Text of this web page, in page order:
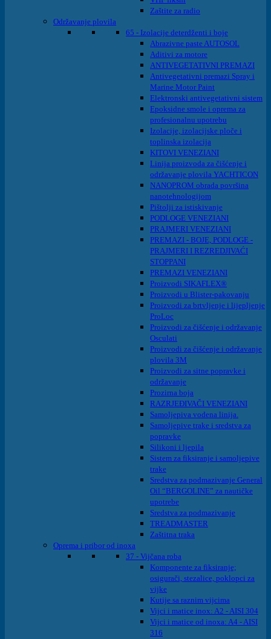
Zaštite za radio
Održavanje plovila
65 - Izolacije deterdženti i boje
Abrazivne paste AUTOSOL
Aditivi za motore
ANTIVEGETATIVNI PREMAZI
Antivegetativni premazi Spray i
Marine Motor Paint
Elektronski antivegetativni sistem
Epoksidne smole i oprema za
profesionalnu upotrebu
Izolacije, izolacijske ploče i
toplinska izolacija
KITOVI VENEZIANI
Linija proizvoda za čišćenje i
održavanje plovila YACHTICON
NANOPROM obrada površina
nanotehnologijom
Pištolji za istiskivanje
PODLOGE VENEZIANI
PRAJMERI VENEZIANI
PREMAZI - BOJE, PODLOGE -
PRAJMERI I REZREDJIVAĆI
STOPPANI
PREMAZI VENEZIANI
Proizvodi SIKAFLEX®
Proizvodi u Blister-pakovanju
Proizvodi za brtvljenje i lijepljenje
ProLoc
Proizvodi za čišćenje i održavanje
Osculati
Proizvodi za čišćenje i održavanje
plovila 3M
Proizvodi za sitne popravke i
održavanje
Prozirna boja
RAZRJEĐIVAČI VENEZIANI
Samoljepiva vodena linija.
Samoljepive trake i sredstva za
popravke
Silikoni i ljepila
Sistem za fiksiranje i samoljepive
trake
Sredstva za podmazivanje General
Oil “BERGOLINE” za nautičke
upotrebe
Sredstva za podmazivanje
TREADMASTER
Zaštitna traka
Oprema i pribor od inoxa
37 - Vijčana roba
Komponente za fiksiranje;
osigurači, stezalice, poklopci za
vijke
Kutije sa raznim vijcima
Vijci i matice inox: A2 - AISI 304
Vijci i matice od inoxa: A4 - AISI
316